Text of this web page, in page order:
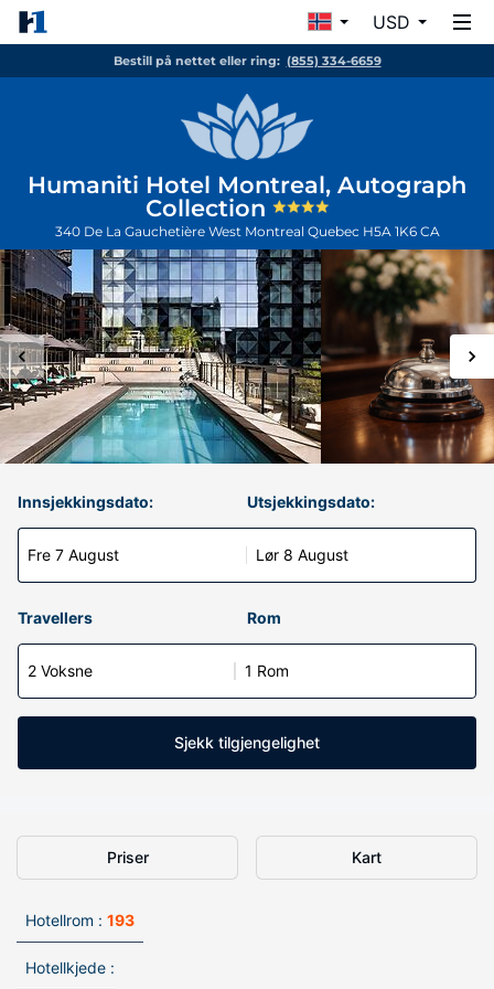
USD
Bestill på nettet eller ring: (855) 334-6659
Humaniti Hotel Montreal, Autograph
Collection
340 De La Gauchetière West Montreal Quebec H5A 1K6 CA
Innsjekkingsdato:
Fre 7 August
Utsjekkingsdato:
Lør 8 August
Travellers Rom
2 Voksne 1 Rom
Sjekk tilgjengelighet
Priser Kart
Hotellrom : 193
Hotellkjede :